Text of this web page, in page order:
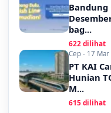
Bandung
bag...
622 dilihat
Cep - 17
PT KAI
Hunian
M...
615 dilihat